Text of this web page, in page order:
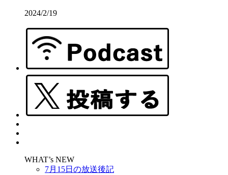
2024/2/19
WHAT’s NEW
7月15日の放送後記